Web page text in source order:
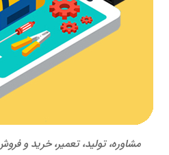
مشاوره، تولید، تعمیر، خرید و